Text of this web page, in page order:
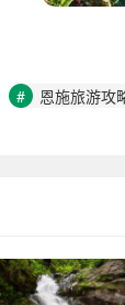
恩施旅游攻